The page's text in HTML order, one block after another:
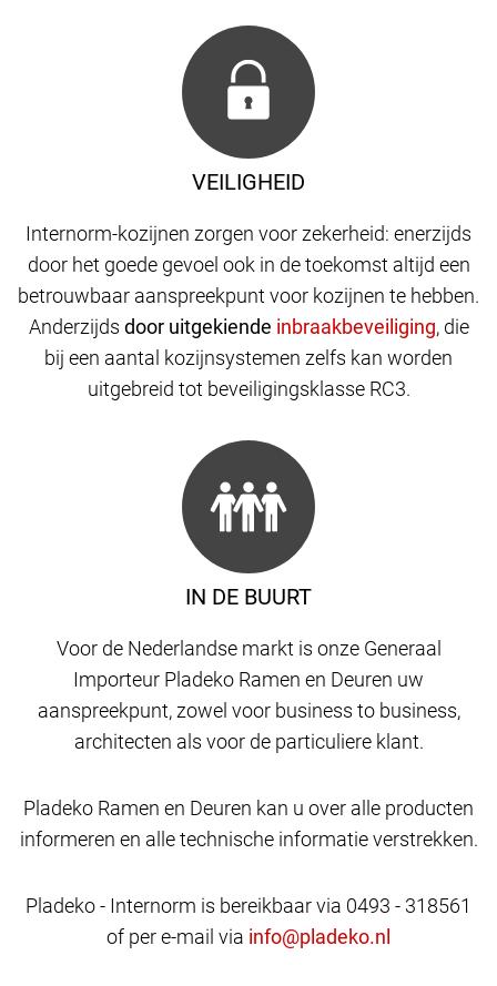
IN DE BUURT
Voor de Nederlandse markt is onze Generaal
Importeur Pladeko Ramen en Deuren uw
aanspreekpunt, zowel voor business to business,
architecten als voor de particuliere klant.
Pladeko Ramen en Deuren kan u over alle producten
informeren en alle technische informatie verstrekken.
Pladeko - Internorm is bereikbaar via 0493 - 318561
of per e-mail via
VEILIGHEID
Internorm-kozijnen zorgen voor zekerheid: enerzijds
door het goede gevoel ook in de toekomst altijd een
betrouwbaar aanspreekpunt voor kozijnen te hebben.
Anderzijds door uitgekiende , die
bij een aantal kozijnsystemen zelfs kan worden
uitgebreid tot beveiligingsklasse RC3.